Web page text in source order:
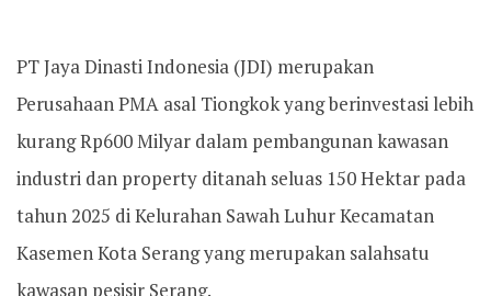
PT Jaya Dinasti Indonesia (JDI) merupakan
Perusahaan PMA asal Tiongkok yang berinvestasi lebih
kurang Rp600 Milyar dalam pembangunan kawasan
industri dan property ditanah seluas 150 Hektar pada
tahun 2025 di Kelurahan Sawah Luhur Kecamatan
Kasemen Kota Serang yang merupakan salahsatu
kawasan pesisir Serang.